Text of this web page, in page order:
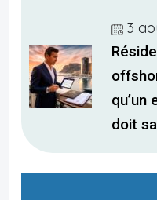
3
qu’un
doit